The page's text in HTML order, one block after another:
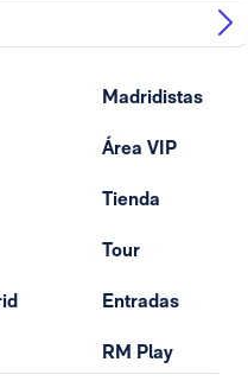
Madridistas
Área VIP
Tienda
Tour
Entradas
RM Play